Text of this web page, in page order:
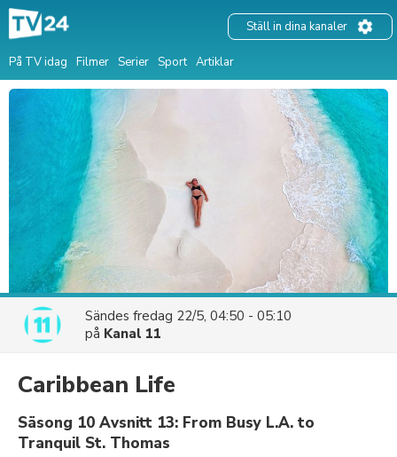
På TV idag Filmer Serier Sport Artiklar
Ställ in dina kanaler
Sändes fredag 22/5, 04:50 - 05:10
på Kanal 11
Caribbean Life
Säsong 10 Avsnitt 13: From Busy L.A. to
Tranquil St. Thomas